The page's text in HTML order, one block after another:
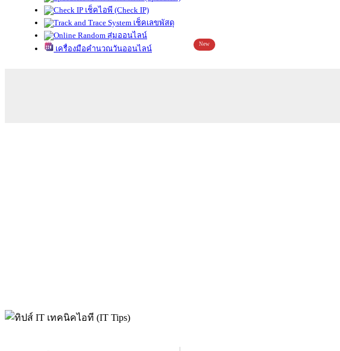
เช็คไอพี (Check IP)
เช็คเลขพัสดุ
สุ่มออนไลน์
เครื่องมือคำนวณวันออนไลน์
New